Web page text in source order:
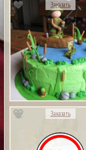
Заказать
Заказать